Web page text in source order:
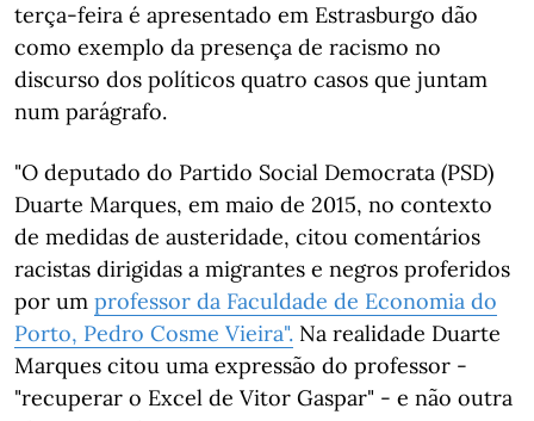
terça-feira é apresentado em Estrasburgo dão
como exemplo da presença de racismo no
discurso dos políticos quatro casos que juntam
num parágrafo.
"O deputado do Partido Social Democrata (PSD)
Duarte Marques, em maio de 2015, no contexto
de medidas de austeridade, citou comentários
racistas dirigidas a migrantes e negros proferidos
por um professor da Faculdade de Economia do
Porto, Pedro Cosme Vieira". Na realidade Duarte
Marques citou uma expressão do professor -
"recuperar o Excel de Vitor Gaspar" - e não outra